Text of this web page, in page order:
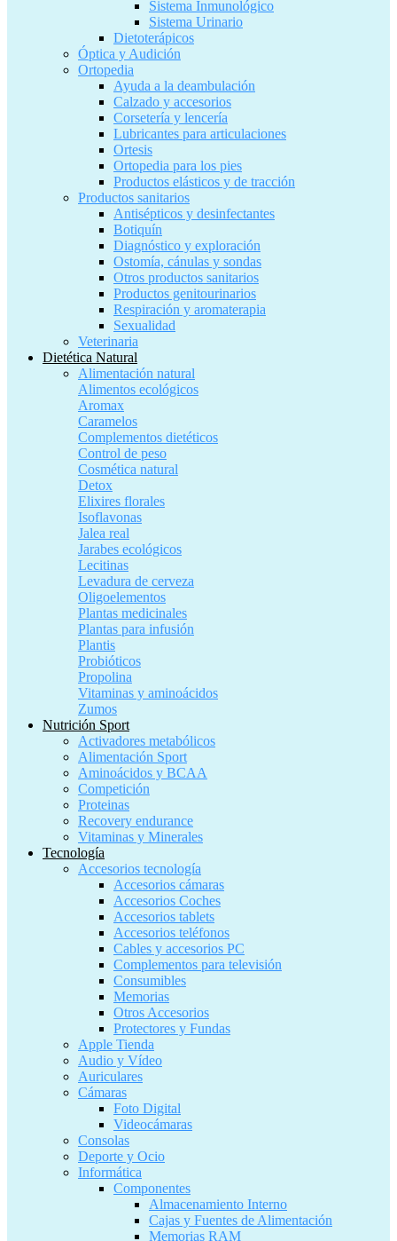
Sistema Inmunológico
Sistema Urinario
Dietoterápicos
Óptica y Audición
Ortopedia
Ayuda a la deambulación
Calzado y accesorios
Corsetería y lencería
Lubricantes para articulaciones
Ortesis
Ortopedia para los pies
Productos elásticos y de tracción
Productos sanitarios
Antisépticos y desinfectantes
Botiquín
Diagnóstico y exploración
Ostomía, cánulas y sondas
Otros productos sanitarios
Productos genitourinarios
Respiración y aromaterapia
Sexualidad
Veterinaria
Dietética Natural
Alimentación natural
Alimentos ecológicos
Aromax
Caramelos
Complementos dietéticos
Control de peso
Cosmética natural
Detox
Elixires florales
Isoflavonas
Jalea real
Jarabes ecológicos
Lecitinas
Levadura de cerveza
Oligoelementos
Plantas medicinales
Plantas para infusión
Plantis
Probióticos
Propolina
Vitaminas y aminoácidos
Zumos
Nutrición Sport
Activadores metabólicos
Alimentación Sport
Aminoácidos y BCAA
Competición
Proteinas
Recovery endurance
Vitaminas y Minerales
Tecnología
Accesorios tecnología
Accesorios cámaras
Accesorios Coches
Accesorios tablets
Accesorios teléfonos
Cables y accesorios PC
Complementos para televisión
Consumibles
Memorias
Otros Accesorios
Protectores y Fundas
Apple Tienda
Audio y Vídeo
Auriculares
Cámaras
Foto Digital
Videocámaras
Consolas
Deporte y Ocio
Informática
Componentes
Almacenamiento Interno
Cajas y Fuentes de Alimentación
Memorias RAM